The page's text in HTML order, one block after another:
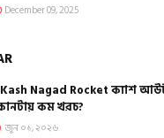
December 09, 2025
Nagad Rocket ক্যাশ
কম খরচ?
জুন ০১, ২০২৬